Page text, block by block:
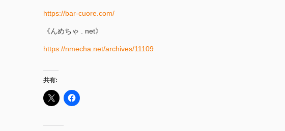
https://bar-cuore.com/
《んめちゃ . net》
https://nmecha.net/archives/11109
共有: